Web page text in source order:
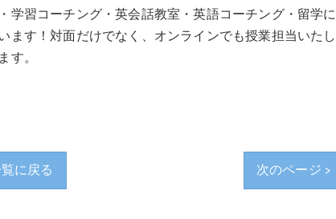
学習コーチング・英会話教室・英語コーチング・留学に
す！対面だけでなく、オンラインでも授業担当いたし
。
に戻る 次のページ >